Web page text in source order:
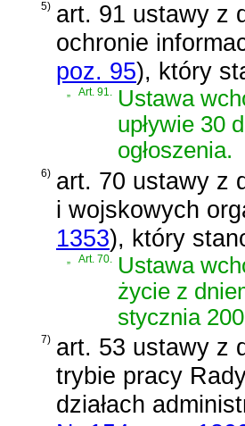
5) art. 91 ustawy z
ochronie
poz. 95), który
„ Art. 91. Ustawa
upływie 30
ogłoszenia.
6) art. 70 ustawy z
i wojskowych
1353), który
Art. 70.
Ustawa
życie z
stycznia
7) art. 53 ustawy z
trybie pracy
działach